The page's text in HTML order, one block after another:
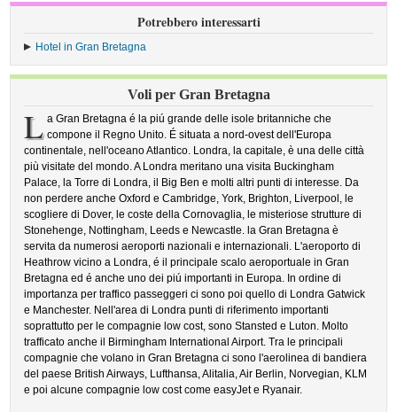
Potrebbero interessarti
Hotel in Gran Bretagna
Voli per Gran Bretagna
L a Gran Bretagna é la piú grande delle isole britanniche che
compone il Regno Unito. É situata a nord-ovest dell'Europa
continentale, nell'oceano Atlantico. Londra, la capitale, è una delle città
più visitate del mondo. A Londra meritano una visita Buckingham
Palace, la Torre di Londra, il Big Ben e molti altri punti di interesse. Da
non perdere anche Oxford e Cambridge, York, Brighton, Liverpool, le
scogliere di Dover, le coste della Cornovaglia, le misteriose strutture di
Stonehenge, Nottingham, Leeds e Newcastle. la Gran Bretagna è
servita da numerosi aeroporti nazionali e internazionali. L'aeroporto di
Heathrow vicino a Londra, é il principale scalo aeroportuale in Gran
Bretagna ed é anche uno dei piú importanti in Europa. In ordine di
importanza per traffico passeggeri ci sono poi quello di Londra Gatwick
e Manchester. Nell'area di Londra punti di riferimento importanti
soprattutto per le compagnie low cost, sono Stansted e Luton. Molto
trafficato anche il Birmingham International Airport. Tra le principali
compagnie che volano in Gran Bretagna ci sono l'aerolinea di bandiera
del paese British Airways, Lufthansa, Alitalia, Air Berlin, Norvegian, KLM
e poi alcune compagnie low cost come easyJet e Ryanair.